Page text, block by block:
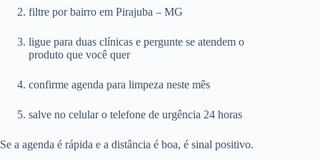
filtre por bairro em Pirajuba – MG
ligue para duas clínicas e pergunte se atendem o
produto que você quer
confirme agenda para limpeza neste mês
salve no celular o telefone de urgência 24 horas
Se a agenda é rápida e a distância é boa, é sinal positivo.